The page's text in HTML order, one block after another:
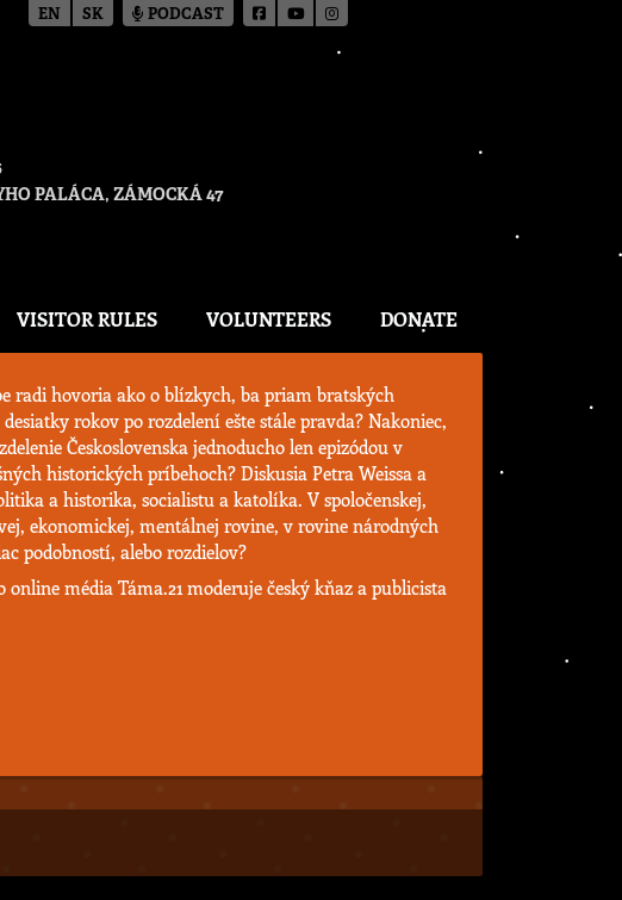
PALÁCA, ZÁMOCKÁ 47
VISITOR RULES VOLUNTEERS DONATE
radi hovoria ako o blízkych, ba priam bratských
rokov po rozdelení ešte stále pravda? Nakoniec,
Československa jednoducho len epizódou v
historických príbehoch? Diskusia Petra Weissa a
a historika, socialistu a katolíka. V spoločenskej,
ekonomickej, mentálnej rovine, v rovine národných
podobností, alebo rozdielov?
online média Táma.21 moderuje český kňaz a publicista
EN SK PODCAST